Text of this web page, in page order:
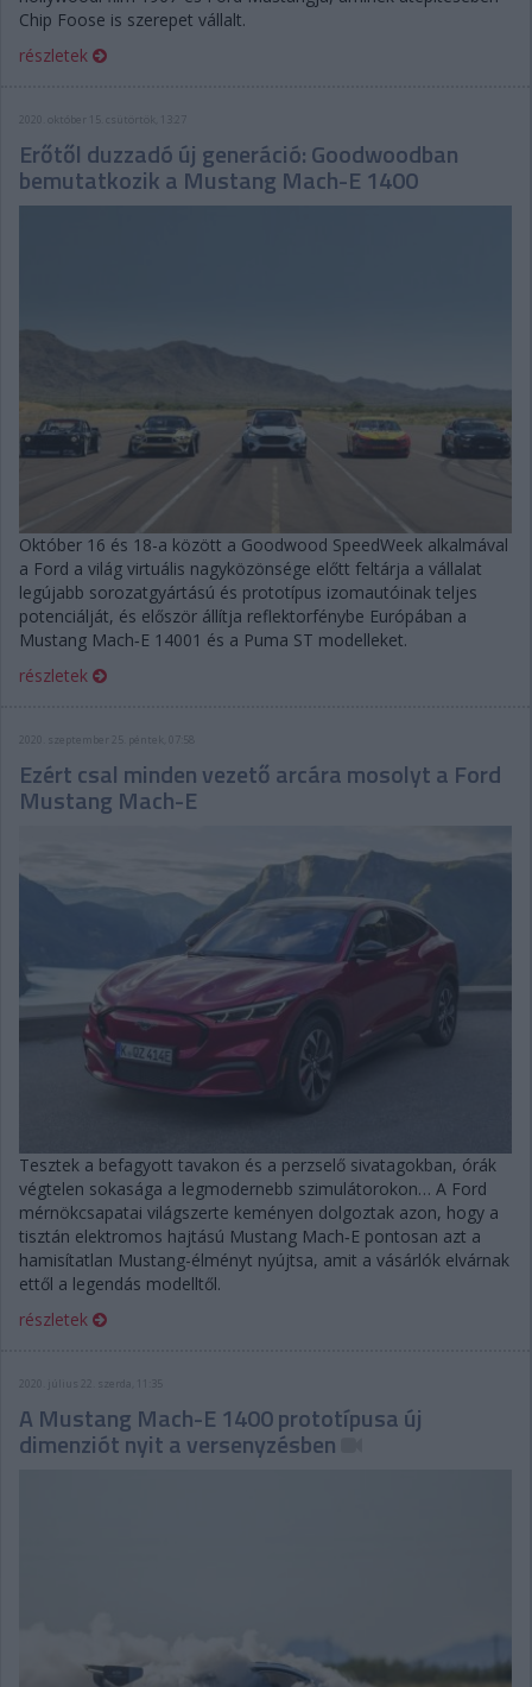
Chip Foose is szerepet vállalt.
részletek
2020. október 15. csütörtök, 13:27
Erőtől duzzadó új generáció: Goodwoodban
bemutatkozik a Mustang Mach-E 1400
Október 16 és 18-a között a Goodwood SpeedWeek alkalmával
a Ford a világ virtuális nagyközönsége előtt feltárja a vállalat
legújabb sorozatgyártású és prototípus izomautóinak teljes
potenciálját, és először állítja reflektorfénybe Európában a
Mustang Mach‑E 14001 és a Puma ST modelleket.
részletek
2020. szeptember 25. péntek, 07:58
Ezért csal minden vezető arcára mosolyt a Ford
Mustang Mach-E
Tesztek a befagyott tavakon és a perzselő sivatagokban, órák
végtelen sokasága a legmodernebb szimulátorokon… A Ford
mérnökcsapatai világszerte keményen dolgoztak azon, hogy a
tisztán elektromos hajtású Mustang Mach‑E pontosan azt a
hamisítatlan Mustang-élményt nyújtsa, amit a vásárlók elvárnak
ettől a legendás modelltől.
részletek
2020. július 22. szerda, 11:35
A Mustang Mach-E 1400 prototípusa új
dimenziót nyit a versenyzésben